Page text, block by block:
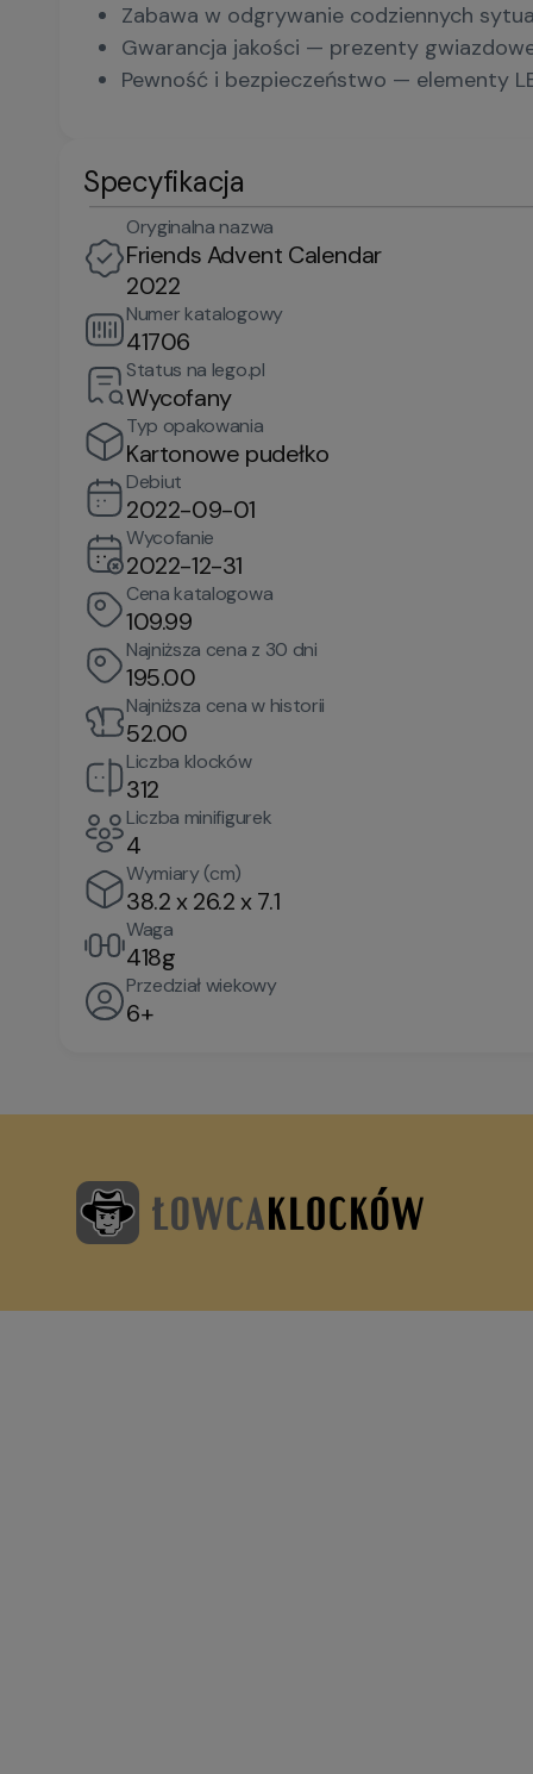
Zabawa w odgrywanie codziennych
Gwarancja jakości — prezenty
Pewność i bezpieczeństwo — elementy
Specyfikacja
Oryginalna nazwa
Friends Advent Calendar
2022
Numer katalogowy
41706
Status na lego.pl
Wycofany
Typ opakowania
Kartonowe pudełko
Debiut
2022-09-01
Wycofanie
2022-12-31
Cena katalogowa
109.99
Najniższa cena z 30 dni
195.00
Najniższa cena w historii
52.00
Liczba klocków
312
Liczba minifigurek
4
Wymiary (cm)
38.2 x 26.2 x 7.1
Waga
418g
Przedział wiekowy
6+